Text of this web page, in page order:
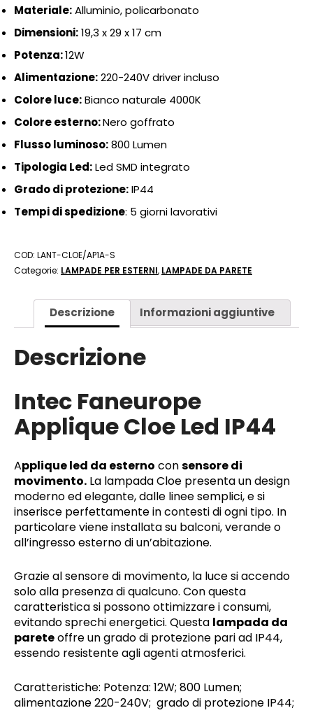
Materiale:Alluminio, policarbonato
Dimensioni:19,3 x 29 x 17 cm
Potenza:12W
Alimentazione:220-240V driver incluso
Colore luce:Bianco naturale 4000K
Colore esterno:Nero goffrato
Flusso luminoso:800 Lumen
Tipologia Led:Led SMD integrato
Grado di protezione:IP44
Tempi di spedizione: 5 giorni lavorativi
COD: LANT-CLOE/AP1A-S
Categorie: LAMPADE PER ESTERNI, LAMPADE DA PARETE
Descrizione Informazioni aggiuntive
Descrizione
Intec Faneurope
Applique Cloe Led IP44
Applique led da esterno consensore di
movimento. La lampada Cloe presenta un design
moderno ed elegante, dalle linee semplici, e si
inserisce perfettamente in contesti di ogni tipo. In
particolare viene installata su balconi, verande o
all’ingresso esterno di un’abitazione.
Grazie al sensore di movimento, la luce si accendo
solo alla presenza di qualcuno. Con questa
caratteristica si possono ottimizzare i consumi,
evitando sprechi energetici. Questa lampada da
pareteoffre un grado di protezione pari ad IP44,
essendo resistente agli agenti atmosferici.
Caratteristiche: Potenza: 12W; 800 Lumen;
alimentazione 220-240V; grado di protezione IP44;